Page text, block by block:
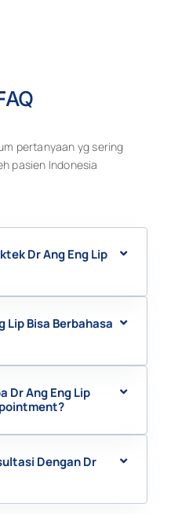
AQ
pertanyaan yg sering
pasien Indonesia
Dr Ang Eng Lip
Lip Bisa Berbahasa
Dr Ang Eng Lip
Dengan Dr